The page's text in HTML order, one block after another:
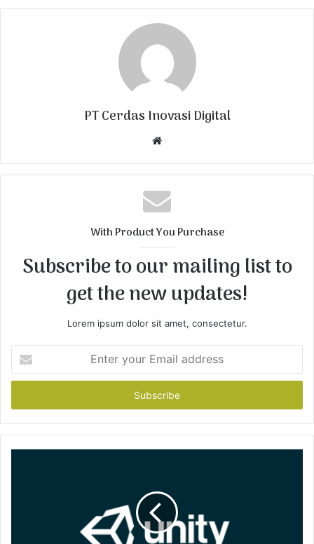
PT Cerdas Inovasi Digital
b
s
i
With Product You Purchase
Subscribe to our mailing list to
get the new updates!
Lorem ipsum dolor sit amet, consectetur.
t
r
y